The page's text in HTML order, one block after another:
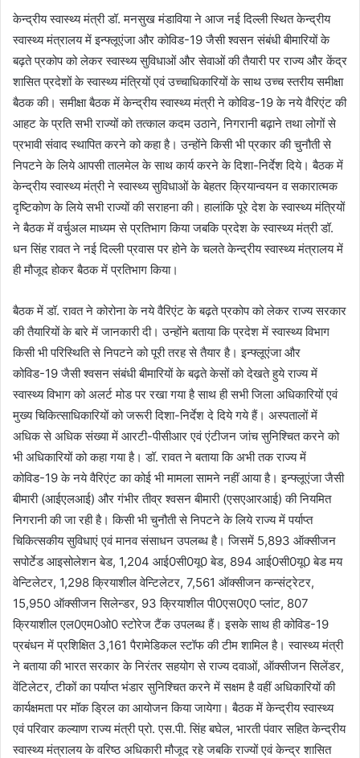
केन्द्रीय स्वास्थ्य मंत्री डॉ. मनसुख मंडाविया ने आज नई दिल्ली स्थित केन्द्रीय
स्वास्थ्य मंत्रालय में इन्फ्लूएंजा और कोविड-19 जैसी श्वसन संबंधी बीमारियों के
बढ़ते प्रकोप को लेकर स्वास्थ्य सुविधाओं और सेवाओं की तैयारी पर राज्य और केंद्र
शासित प्रदेशों के स्वास्थ्य मंत्रियों एवं उच्चाधिकारियों के साथ उच्च स्तरीय समीक्षा
बैठक की। समीक्षा बैठक में केन्द्रीय स्वास्थ्य मंत्री ने कोविड-19 के नये वैरिएंट की
आहट के प्रति सभी राज्यों को तत्काल कदम उठाने, निगरानी बढ़ाने तथा लोगों से
प्रभावी संवाद स्थापित करने को कहा है। उन्होंने किसी भी प्रकार की चुनौती से
निपटने के लिये आपसी तालमेल के साथ कार्य करने के दिशा-निर्देश दिये। बैठक में
केन्द्रीय स्वास्थ्य मंत्री ने स्वास्थ्य सुविधाओं के बेहतर क्रियान्वयन व सकारात्मक
दृष्टिकोण के लिये सभी राज्यों की सराहना की। हालांकि पूरे देश के स्वास्थ्य मंत्रियों
ने बैठक में वर्चुअल माध्यम से प्रतिभाग किया जबकि प्रदेश के स्वास्थ्य मंत्री डॉ.
धन सिंह रावत ने नई दिल्ली प्रवास पर होने के चलते केन्द्रीय स्वास्थ्य मंत्रालय में
ही मौजूद होकर बैठक में प्रतिभाग किया।
बैठक में डॉ. रावत ने कोरोना के नये वैरिएंट के बढ़ते प्रकोप को लेकर राज्य सरकार
की तैयारियों के बारे में जानकारी दी। उन्होंने बताया कि प्रदेश में स्वास्थ्य विभाग
किसी भी परिस्थिति से निपटने को पूरी तरह से तैयार है। इन्फ्लूएंजा और
कोविड-19 जैसी श्वसन संबंधी बीमारियों के बढ़ते केसों को देखते हुये राज्य में
स्वास्थ्य विभाग को अलर्ट मोड पर रखा गया है साथ ही सभी जिला अधिकारियों एवं
मुख्य चिकित्साधिकारियों को जरूरी दिशा-निर्देश दे दिये गये हैं। अस्पतालों में
अधिक से अधिक संख्या में आरटी-पीसीआर एवं एंटीजन जांच सुनिश्चित करने को
भी अधिकारियों को कहा गया है। डॉ. रावत ने बताया कि अभी तक राज्य में
कोविड-19 के नये वैरिएंट का कोई भी मामला सामने नहीं आया है। इन्फ्लूएंजा जैसी
बीमारी (आईएलआई) और गंभीर तीव्र श्वसन बीमारी (एसएआरआई) की नियमित
निगरानी की जा रही है। किसी भी चुनौती से निपटने के लिये राज्य में पर्याप्त
चिकित्सकीय सुविधाएं एवं मानव संसाधन उपलब्ध है। जिसमें 5,893 ऑक्सीजन
सपोर्टेड आइसोलेशन बेड, 1,204 आई0सी0यू0 बेड, 894 आई0सी0यू0 बेड मय
वेन्टिलेटर, 1,298 क्रियाशील वेन्टिलेटर, 7,561 ऑक्सीजन कन्संट्रेटर,
15,950 ऑक्सीजन सिलेन्डर, 93 क्रियाशील पी0एस0ए0 प्लांट, 807
क्रियाशील एल0एम0ओ0 स्टोरेज टैंक उपलब्ध हैं। इसके साथ ही कोविड-19
प्रबंधन में प्रशिक्षित 3,161 पैरामेडिकल स्टॉफ की टीम शामिल है। स्वास्थ्य मंत्री
ने बताया की भारत सरकार के निरंतर सहयोग से राज्य दवाओं, ऑक्सीजन सिलेंडर,
वेंटिलेटर, टीकों का पर्याप्त भंडार सुनिश्चित करने में सक्षम है वहीं अधिकारियों की
कार्यक्षमता पर मॉक ड्रिल का आयोजन किया जायेगा। बैठक में केन्द्रीय स्वास्थ्य
एवं परिवार कल्याण राज्य मंत्री प्रो. एस.पी. सिंह बघेल, भारती पंवार सहित केन्द्रीय
स्वास्थ्य मंत्रालय के वरिष्ठ अधिकारी मौजूद रहे जबकि राज्यों एवं केन्द्र शासित